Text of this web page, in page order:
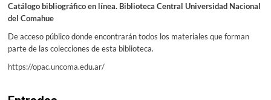
Catálogo bibliográfico en línea. Biblioteca Central Universidad Nacional
del Comahue
De acceso público donde encontrarán todos los materiales que forman
parte de las colecciones de esta biblioteca.
https://opac.uncoma.edu.ar/